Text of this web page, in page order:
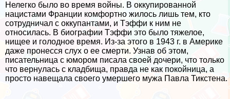
Нелегко было во время войны. В оккупированной
нацистами Франции комфортно жилось лишь тем, кто
сотрудничал с оккупантами, и Тэффи к ним не
относилась. В биографии Тэффи это было тяжелое,
нищее и голодное время. Из-за этого в 1943 г. в Америке
даже пронесся слух о ее cмepти. Узнав об этом,
писательница с юмором писала своей дочери, что только
что вернулась с кладбища, правда не как покойница, а
просто навещала своего умершего мужа Павла Тикстена.